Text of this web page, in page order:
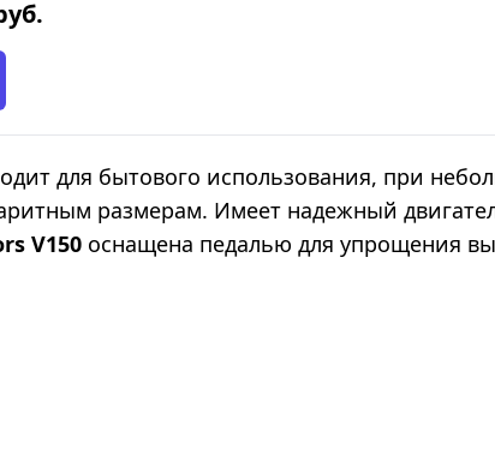
для бытового использования, при
размерам. Имеет надежный
V150 оснащена педалью для упрощения